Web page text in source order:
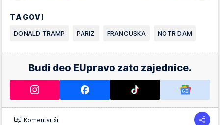
TAGOVI
DONALD TRAMP PARIZ FRANCUSKA NOTR DAM
Budi deo EUpravo zato zajednice.
Komentariši